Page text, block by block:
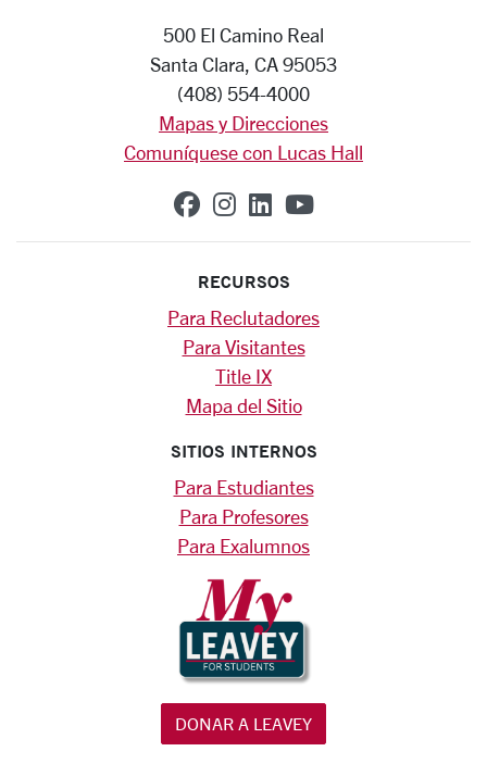
500 El Camino Real
Santa Clara, CA 95053
(408) 554-4000
Mapas y Direcciones
Comuníquese con Lucas Hall
SCU on Facebook
SCU on Instagram
SCU on Linkedin
SCU on
RECURSOS
Para Reclutadores
Para Visitantes
Title IX
Mapa del Sitio
SITIOS INTERNOS
Para Estudiantes
Para Profesores
Para Exalumnos
DONAR A LEAVEY